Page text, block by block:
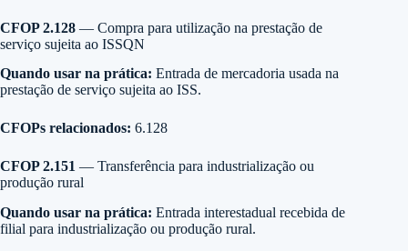
CFOP 2.128 — Compra para utilização na prestação de
serviço sujeita ao ISSQN
Quando usar na prática: Entrada de mercadoria usada na
prestação de serviço sujeita ao ISS.
CFOPs relacionados: 6.128
CFOP 2.151 — Transferência para industrialização ou
produção rural
Quando usar na prática: Entrada interestadual recebida de
filial para industrialização ou produção rural.